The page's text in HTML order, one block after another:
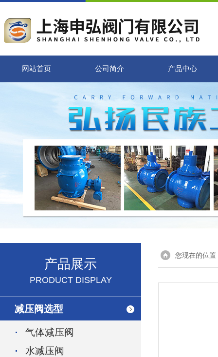
网站首页 公司简介 产品中心
产品展示
PRODUCT DISPLAY
减压阀选型
气体减压阀
水减压阀
您现在的位置